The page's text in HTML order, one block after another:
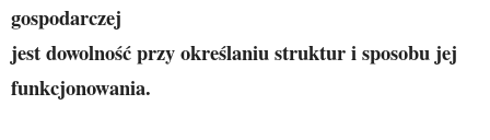
gospodarczej
jest dowolność przy określaniu struktur i sposobu jej
funkcjonowania.